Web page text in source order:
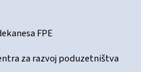
FPE
za razvoj poduzetništva